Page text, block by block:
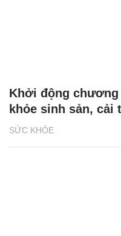
SỨC KHỎE
Khởi động
khỏe sinh sản, cải